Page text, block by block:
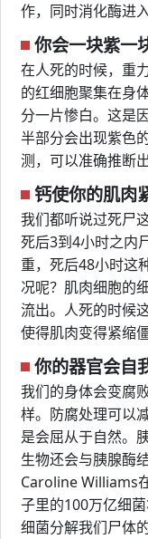
作，同时消化酶进
你会一块紫一
在人死的时候，重
的红细胞聚集在身
分一片惨白。这是
半部分会出现紫色
测，可以准确推断
钙使你的肌肉
我们都听说过死尸
死后3到4小时之内
重，死后48小时这
况呢？肌肉细胞的
流出。人死的时候
使得肌肉变得紧缩僵
你的器官会自
我们的身体会变腐
样。防腐处理可以
是会屈从于自然。
生物还会与胰腺酶
Caroline Williams
子里的100万亿细
细菌分解我们尸体